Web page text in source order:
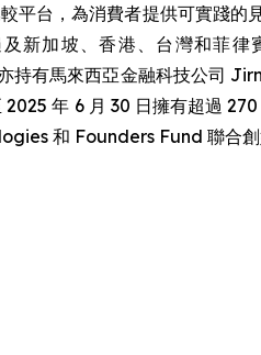
台，為消費者提供可實踐的
加坡、香港、台灣和菲律
有馬來西亞金融科技公司
年 6 月 30 日擁有超過
和 Founders Fund 聯合